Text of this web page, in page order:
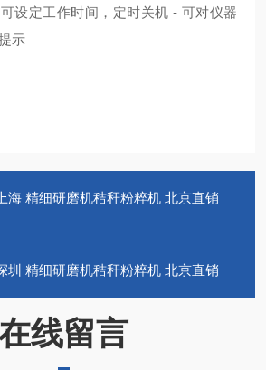
设定工作时间，定时关机 - 可对仪器
示
海 精细研磨机秸秆粉粹机 北京直销
圳 精细研磨机秸秆粉粹机 北京直销
线留言